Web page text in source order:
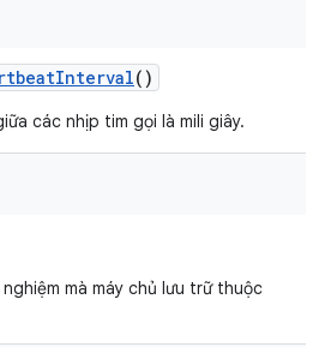
Interval()
các nhịp tim gọi là mili giây.
mà máy chủ lưu trữ thuộc